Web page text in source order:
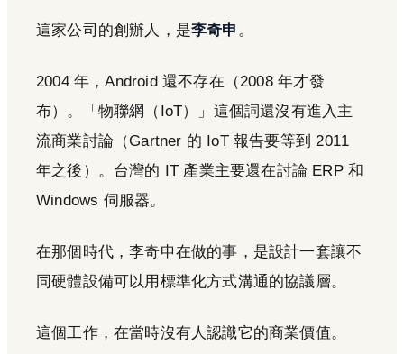
這家公司的創辦人，是李奇申 。
2004 年，Android 還不存在（2008 年才發
布）。「物聯網（IoT）」這個詞還沒有進入主
流商業討論（Gartner 的 IoT 報告要等到 2011
年之後）。台灣的 IT 產業主要還在討論 ERP 和
Windows 伺服器。
在那個時代，李奇申在做的事，是設計一套讓不
同硬體設備可以用標準化方式溝通的協議層。
這個工作，在當時沒有人認識它的商業價值。